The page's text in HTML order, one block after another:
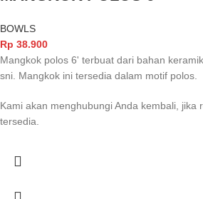
BOWLS
Rp 38.900
Mangkok polos 6' terbuat dari bahan
sni. Mangkok ini tersedia dalam motif polos.
Kami akan menghubungi Anda kembali, jika
tersedia.